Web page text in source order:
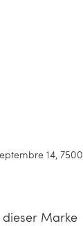
14,
Marke